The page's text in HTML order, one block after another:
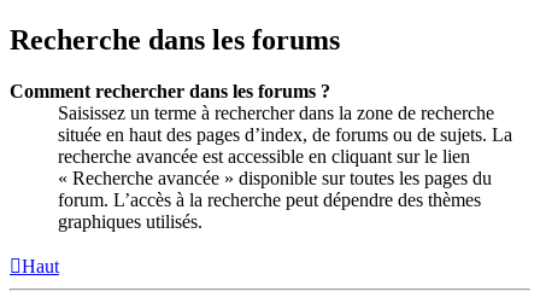
Recherche dans les forums
Comment rechercher dans les forums ?
Saisissez un terme à rechercher dans la zone de recherche
située en haut des pages d’index, de forums ou de sujets. La
recherche avancée est accessible en cliquant sur le lien
« Recherche avancée » disponible sur toutes les pages du
forum. L’accès à la recherche peut dépendre des thèmes
graphiques utilisés.
Haut